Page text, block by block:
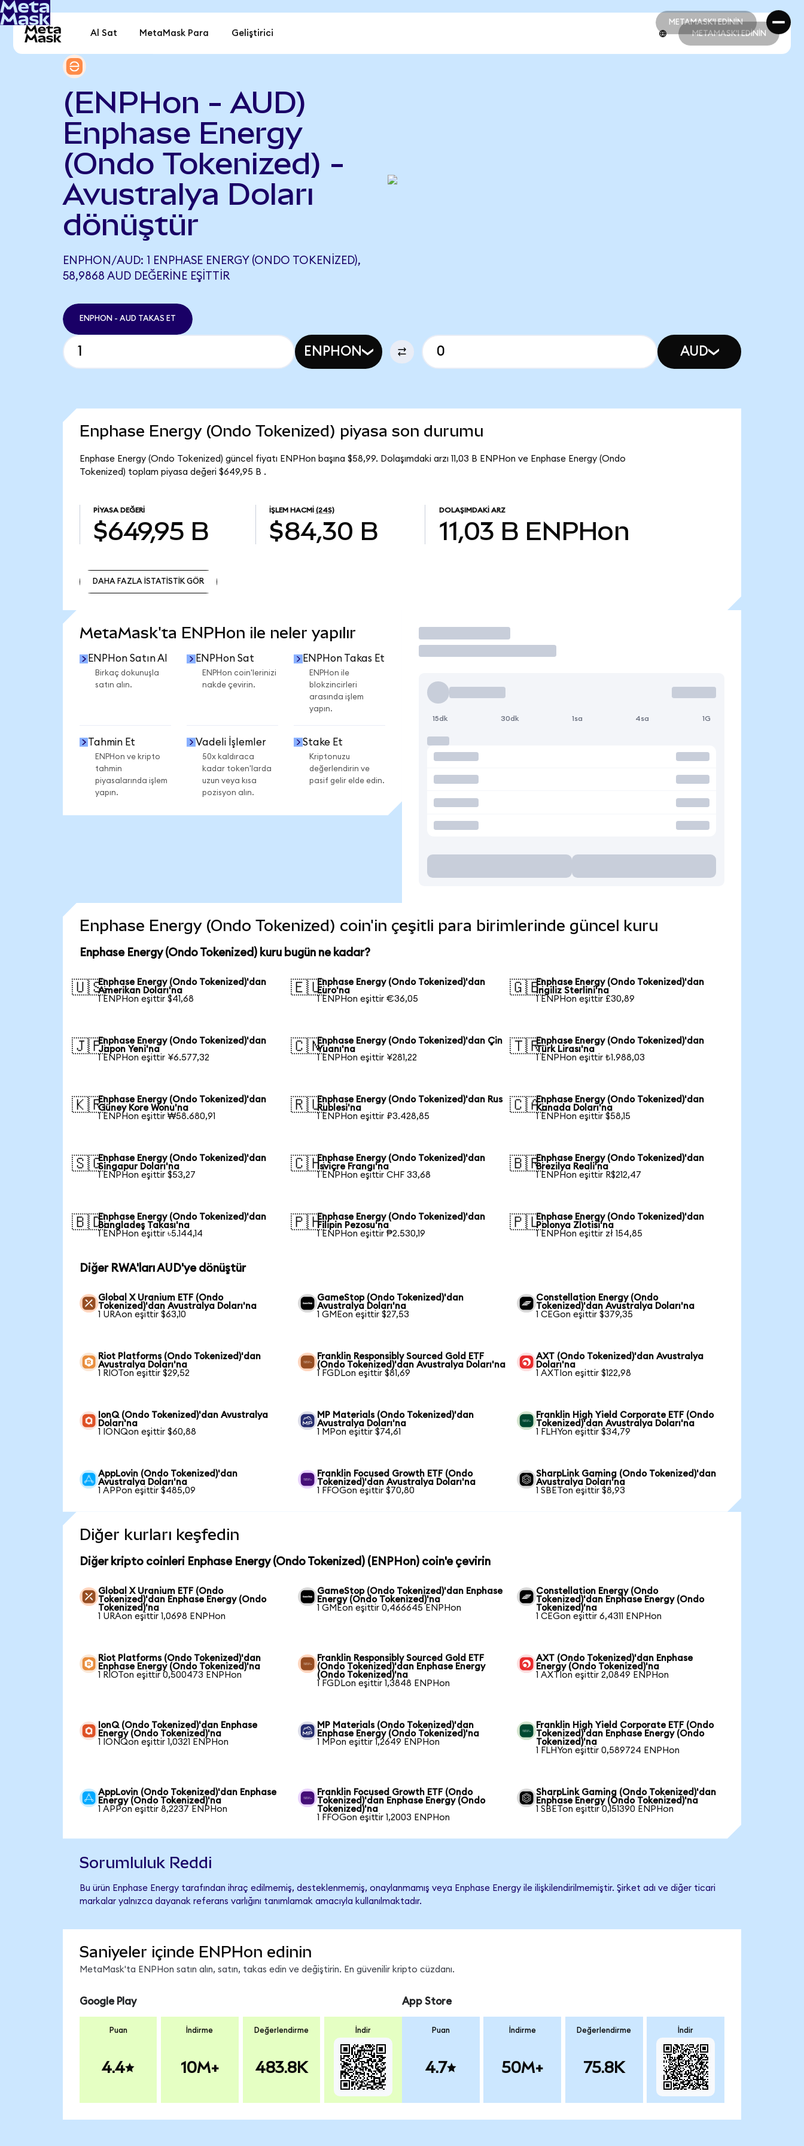
METAMASK'I EDİNİN
METAMASK'I EDİNİN
Al Sat MetaMask Para Geliştirici METAMASK'I EDİNİN
(ENPHon - AUD)
Enphase Energy
(Ondo Tokenized) -
Avustralya Doları
dönüştür
ENPHON/AUD: 1 ENPHASE ENERGY (ONDO TOKENIZED),
58,9868 AUD DEĞERINE EŞITTIR
ENPHON - AUD TAKAS ET
ENPHON AUD
Enphase Energy (Ondo Tokenized) piyasa son durumu
Enphase Energy (Ondo Tokenized) güncel fiyatı ENPHon başına $58,99. Dolaşımdaki arzı 11,03 B ENPHon ve Enphase Energy (Ondo
Tokenized) toplam piyasa değeri $649,95 B .
PIYASA DEĞERI
$649,95 B
İŞLEM HACMI (24S)
$84,30 B
DOLAŞIMDAKI ARZ
11,03 B ENPHon
DAHA FAZLA İSTATİSTİK GÖR
MetaMask'ta ENPHon ile neler yapılır
ENPHon Satın Al
Birkaç dokunuşla
satın alın.
ENPHon Sat
ENPHon coin'lerinizi
nakde çevirin.
ENPHon Takas Et
ENPHon ile
blokzincirleri
arasında işlem
yapın.
Tahmin Et
ENPHon ve kripto
tahmin
piyasalarında işlem
yapın.
Vadeli İşlemler
50x kaldıraca
kadar token'larda
uzun veya kısa
pozisyon alın.
Stake Et
Kriptonuzu
değerlendirin ve
pasif gelir elde edin.
İşlem Yap
15dk 30dk 1sa 4sa 1G
Enphase Energy (Ondo Tokenized) coin'in çeşitli para birimlerinde güncel kuru
Enphase Energy (Ondo Tokenized) kuru bugün ne kadar?
🇺🇸Enphase Energy (Ondo Tokenized)'dan
Amerikan Doları'na
1 ENPHon eşittir $41,68
🇪🇺Enphase Energy (Ondo Tokenized)'dan
Euro'na
1 ENPHon eşittir €36,05
🇬🇧Enphase Energy (Ondo Tokenized)'dan
İngiliz Sterlini'na
1 ENPHon eşittir £30,89
🇯🇵Enphase Energy (Ondo Tokenized)'dan
Japon Yeni'na
1 ENPHon eşittir ¥6.577,32
🇨🇳Enphase Energy (Ondo Tokenized)'dan Çin
Yuanı'na
1 ENPHon eşittir ¥281,22
🇹🇷Enphase Energy (Ondo Tokenized)'dan
Türk Lirası'na
1 ENPHon eşittir ₺1.988,03
🇰🇷Enphase Energy (Ondo Tokenized)'dan
Güney Kore Wonu'na
1 ENPHon eşittir ₩58.680,91
🇷🇺Enphase Energy (Ondo Tokenized)'dan Rus
Rublesi'na
1 ENPHon eşittir ₽3.428,85
🇨🇦Enphase Energy (Ondo Tokenized)'dan
Kanada Doları'na
1 ENPHon eşittir $58,15
🇸🇬Enphase Energy (Ondo Tokenized)'dan
Singapur Doları'na
1 ENPHon eşittir $53,27
🇨🇭Enphase Energy (Ondo Tokenized)'dan
İsviçre Frangı'na
1 ENPHon eşittir CHF 33,68
🇧🇷Enphase Energy (Ondo Tokenized)'dan
Brezilya Reali'na
1 ENPHon eşittir R$212,47
🇧🇩Enphase Energy (Ondo Tokenized)'dan
Bangladeş Takası'na
1 ENPHon eşittir ৳5.144,14
🇵🇭Enphase Energy (Ondo Tokenized)'dan
Filipin Pezosu'na
1 ENPHon eşittir ₱2.530,19
🇵🇱Enphase Energy (Ondo Tokenized)'dan
Polonya Zlotisi'na
1 ENPHon eşittir zł 154,85
Diğer RWA'ları AUD'ye dönüştür
Global X Uranium ETF (Ondo
Tokenized)'dan Avustralya Doları'na
1 URAon eşittir $63,10
GameStop (Ondo Tokenized)'dan
Avustralya Doları'na
1 GMEon eşittir $27,53
Constellation Energy (Ondo
Tokenized)'dan Avustralya Doları'na
1 CEGon eşittir $379,35
Riot Platforms (Ondo Tokenized)'dan
Avustralya Doları'na
1 RIOTon eşittir $29,52
Franklin Responsibly Sourced Gold ETF
(Ondo Tokenized)'dan Avustralya Doları'na
1 FGDLon eşittir $81,69
AXT (Ondo Tokenized)'dan Avustralya
Doları'na
1 AXTIon eşittir $122,98
IonQ (Ondo Tokenized)'dan Avustralya
Doları'na
1 IONQon eşittir $60,88
MP Materials (Ondo Tokenized)'dan
Avustralya Doları'na
1 MPon eşittir $74,61
Franklin High Yield Corporate ETF (Ondo
Tokenized)'dan Avustralya Doları'na
1 FLHYon eşittir $34,79
AppLovin (Ondo Tokenized)'dan
Avustralya Doları'na
1 APPon eşittir $485,09
Franklin Focused Growth ETF (Ondo
Tokenized)'dan Avustralya Doları'na
1 FFOGon eşittir $70,80
SharpLink Gaming (Ondo Tokenized)'dan
Avustralya Doları'na
1 SBETon eşittir $8,93
Diğer kurları keşfedin
Diğer kripto coinleri Enphase Energy (Ondo Tokenized) (ENPHon) coin'e çevirin
Global X Uranium ETF (Ondo
Tokenized)'dan Enphase Energy (Ondo
Tokenized)'na
1 URAon eşittir 1,0698 ENPHon
GameStop (Ondo Tokenized)'dan Enphase
Energy (Ondo Tokenized)'na
1 GMEon eşittir 0,466645 ENPHon
Constellation Energy (Ondo
Tokenized)'dan Enphase Energy (Ondo
Tokenized)'na
1 CEGon eşittir 6,4311 ENPHon
Riot Platforms (Ondo Tokenized)'dan
Enphase Energy (Ondo Tokenized)'na
1 RIOTon eşittir 0,500473 ENPHon
Franklin Responsibly Sourced Gold ETF
(Ondo Tokenized)'dan Enphase Energy
(Ondo Tokenized)'na
1 FGDLon eşittir 1,3848 ENPHon
AXT (Ondo Tokenized)'dan Enphase
Energy (Ondo Tokenized)'na
1 AXTIon eşittir 2,0849 ENPHon
IonQ (Ondo Tokenized)'dan Enphase
Energy (Ondo Tokenized)'na
1 IONQon eşittir 1,0321 ENPHon
MP Materials (Ondo Tokenized)'dan
Enphase Energy (Ondo Tokenized)'na
1 MPon eşittir 1,2649 ENPHon
Franklin High Yield Corporate ETF (Ondo
Tokenized)'dan Enphase Energy (Ondo
Tokenized)'na
1 FLHYon eşittir 0,589724 ENPHon
AppLovin (Ondo Tokenized)'dan Enphase
Energy (Ondo Tokenized)'na
1 APPon eşittir 8,2237 ENPHon
Franklin Focused Growth ETF (Ondo
Tokenized)'dan Enphase Energy (Ondo
Tokenized)'na
1 FFOGon eşittir 1,2003 ENPHon
SharpLink Gaming (Ondo Tokenized)'dan
Enphase Energy (Ondo Tokenized)'na
1 SBETon eşittir 0,151390 ENPHon
Sorumluluk Reddi
Bu ürün Enphase Energy tarafından ihraç edilmemiş, desteklenmemiş, onaylanmamış veya Enphase Energy ile ilişkilendirilmemiştir. Şirket adı ve diğer ticari
markalar yalnızca dayanak referans varlığını tanımlamak amacıyla kullanılmaktadır.
Saniyeler içinde ENPHon edinin
MetaMask'ta ENPHon satın alın, satın, takas edin ve değiştirin. En güvenilir kripto cüzdanı.
Google Play
Puan
4.4
İndirme
10M+
Değerlendirme
483.8K
İndir
App Store
Puan
4.7
İndirme
50M+
Değerlendirme
75.8K
İndir